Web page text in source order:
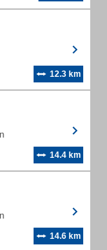
12.3 km
14.4 km
14.6 km